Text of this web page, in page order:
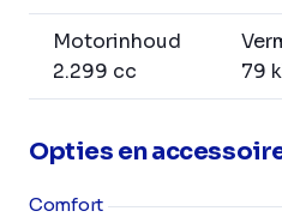
Motorinhoud
2.299 cc
79
Opties en
Comfort